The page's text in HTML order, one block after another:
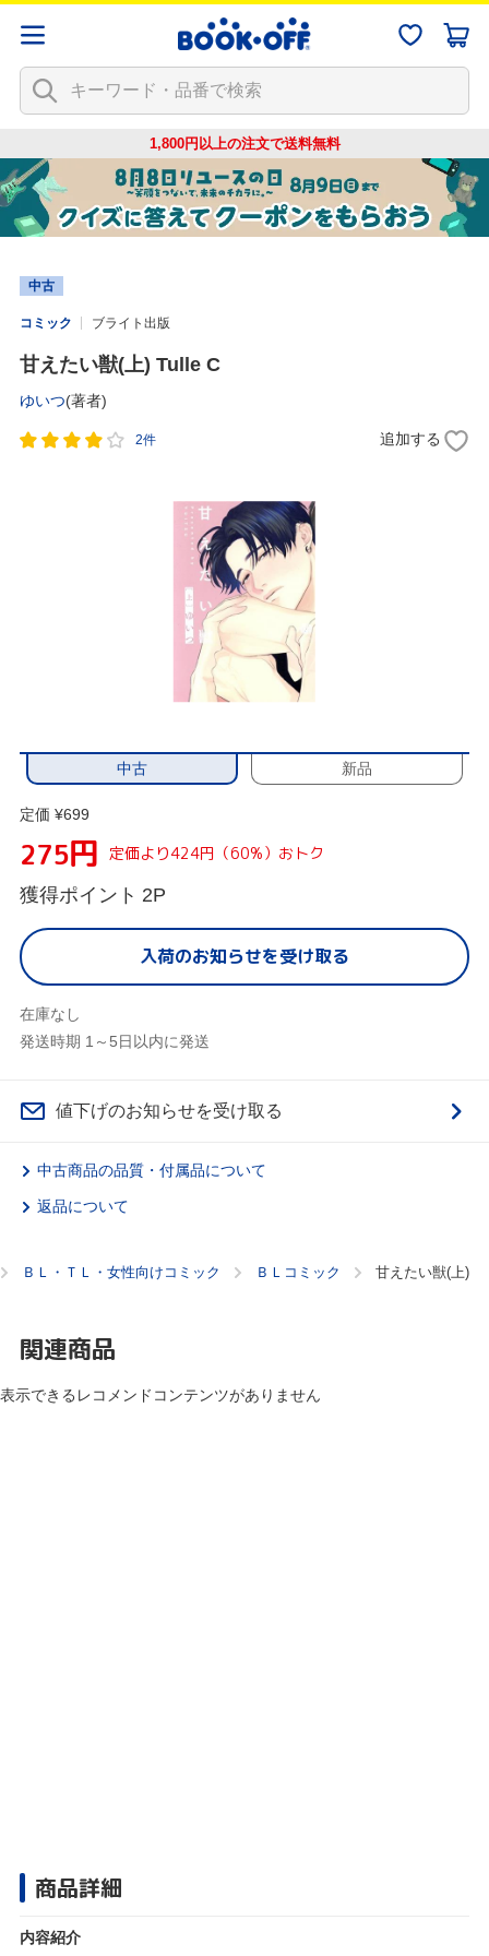
1,800円以上の注文で送料無料
中古
コミック ブライト出版
甘えたい獣(上) Tulle C
ゆいつ(著者)
2件 追加する
中古 新品
定価 ¥699
275円 定価より424円（60%）おトク
獲得ポイント 2P
入荷のお知らせを受け取る
在庫なし
発送時期 1～5日以内に発送
値下げのお知らせを受け取る
中古商品の品質・付属品について
返品について
ＢＬ・ＴＬ・女性向けコミック ＢＬコミック 甘えたい獣(上)
関連商品
表示できるレコメンドコンテンツがありません
商品詳細
内容紹介